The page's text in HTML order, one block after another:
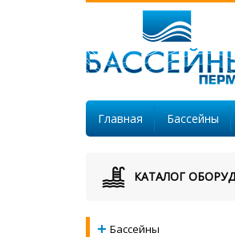
Главная Бассейны
КАТАЛОГ
Бассейны